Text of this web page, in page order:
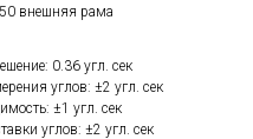
внешняя рама
0.36 угл. сек
углов: ±2 угл. сек
±1 угл. сек
углов: ±2 угл. сек